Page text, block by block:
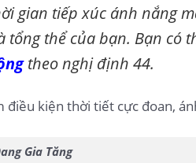
gian tiếp xúc ánh nắng
thể của bạn. Bạn có
theo nghị định 44.
Gia Tăng